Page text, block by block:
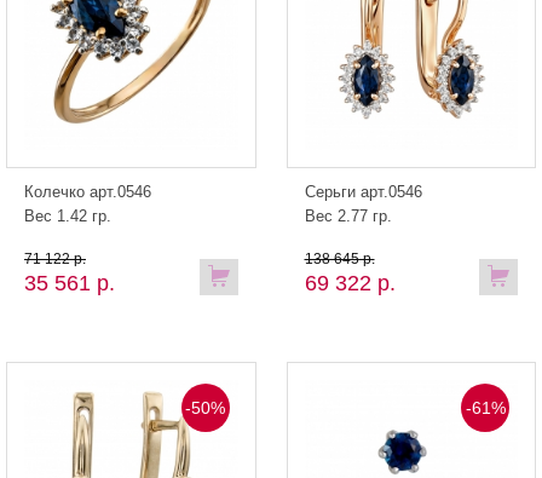
Колечко арт.0546
Вес 1.42 гр.
35 561 р.
71 122 р.
Серьги арт.0546
Вес 2.77 гр.
69 322 р.
138 645 р.
-50% -61%